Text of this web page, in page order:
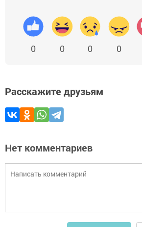
0 0 0 0
Расскажите друзьям
Нет комментариев